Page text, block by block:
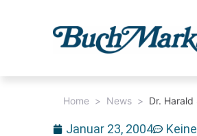
Home > News > Dr.
Januar 23, 2004